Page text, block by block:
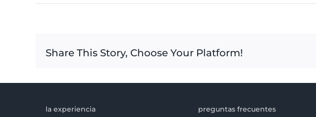
Share This Story, Choose Your Platform!
la experiencia
preguntas frecuentes